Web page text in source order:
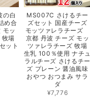
の白
め合
ッ
牧場
ット
MS007C さけるチー
ズセット 国産チーズ
モッツァレラチーズ
京都 丹波 チーズ モッ
ツァレラチーズ 牧場
生乳 100％使用 ナチュ
ラルチーズ さけるチー
ズ プレーン 醤油風味
おやつ おつまみ サラ
ダ
¥7,776